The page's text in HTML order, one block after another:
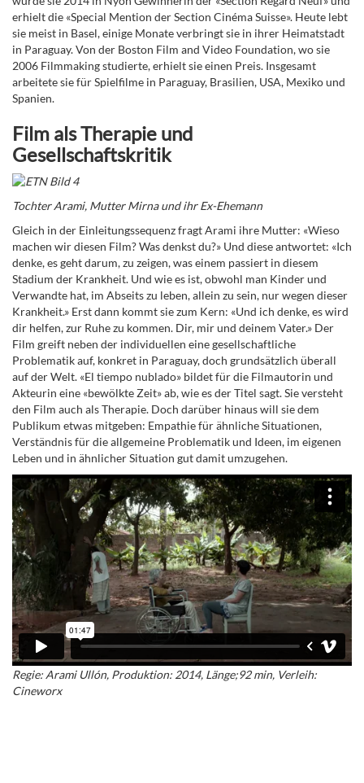
erhielt die «Special Mention der Section Cinéma Suisse». Heute lebt
sie meist in Basel, einige Monate verbringt sie in ihrer Heimatstadt
in Paraguay. Von der Boston Film and Video Foundation, wo sie
2006 Filmmaking studierte, erhielt sie einen Preis. Insgesamt
arbeitete sie für Spielfilme in Paraguay, Brasilien, USA, Mexiko und
Spanien.
Film als Therapie und
Gesellschaftskritik
Tochter Arami, Mutter Mirna und ihr Ex-Ehemann
Gleich in der Einleitungssequenz fragt Arami ihre Mutter: «Wieso
machen wir diesen Film? Was denkst du?» Und diese antwortet: «Ich
denke, es geht darum, zu zeigen, was einem passiert in diesem
Stadium der Krankheit. Und wie es ist, obwohl man Kinder und
Verwandte hat, im Abseits zu leben, allein zu sein, nur wegen dieser
Krankheit.» Erst dann kommt sie zum Kern: «Und ich denke, es wird
dir helfen, zur Ruhe zu kommen. Dir, mir und deinem Vater.» Der
Film greift neben der individuellen eine gesellschaftliche
Problematik auf, konkret in Paraguay, doch grundsätzlich überall
auf der Welt. «El tiempo nublado» bildet für die Filmautorin und
Akteurin eine «bewölkte Zeit» ab, wie es der Titel sagt. Sie versteht
den Film auch als Therapie. Doch darüber hinaus will sie dem
Publikum etwas mitgeben: Empathie für ähnliche Situationen,
Verständnis für die allgemeine Problematik und Ideen, im eigenen
Leben und in ähnlicher Situation gut damit umzugehen.
Regie: Arami Ullón, Produktion: 2014, Länge;92 min, Verleih:
Cineworx